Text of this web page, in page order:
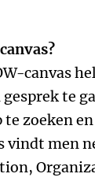
canvas
te
zoeken
vindt men